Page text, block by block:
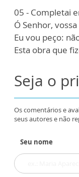
05 - Completai
Ó Senhor,
Eu vou peço:
Esta obra que
Seja o
Os comentários e
seus autores e não
Seu nome